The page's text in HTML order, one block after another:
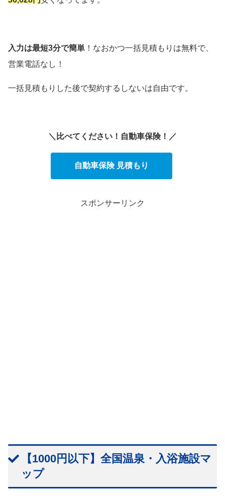
入力は最短3分で簡単 ！なおかつ一括見積もりは無料で、
営業電話なし！
一括見積もりした後で契約するしないは自由です。
＼比べてください！自動車保険！／
自動車保険 見積もり
スポンサーリンク
【1000円以下】全国温泉・入浴施設マ
ップ